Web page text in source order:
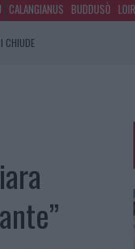
CALANGIANUS BUDDUSÒ
CHIUDE